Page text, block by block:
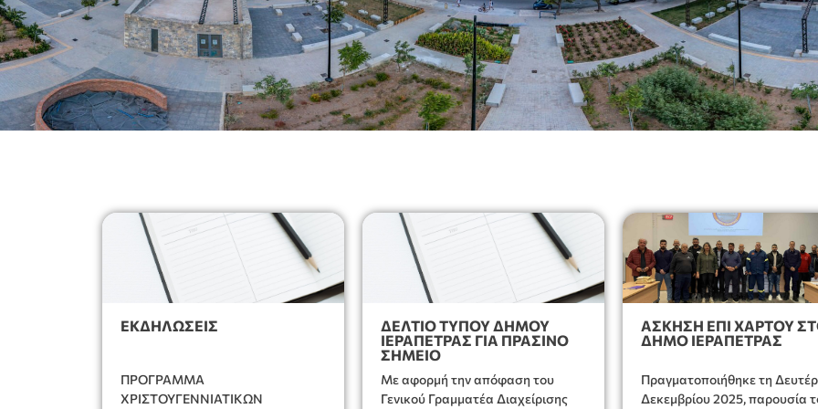
ΕΚΔΗΛΩΣΕΙΣ
ΠΡΟΓΡΑΜΜΑ
ΧΡΙΣΤΟΥΓΕΝΝΙΑΤΙΚΩΝ
ΔΕΛΤΙΟ ΤΥΠΟΥ ΔΗΜΟΥ
ΙΕΡΑΠΕΤΡΑΣ ΓΙΑ ΠΡΑΣΙΝΟ
ΣΗΜΕΙΟ
Με αφορμή την απόφαση του
Γενικού Γραμματέα Διαχείρισης
ΑΣΚΗΣΗ ΕΠΙ ΧΑΡΤΟΥ
ΔΗΜΟ ΙΕΡΑΠΕΤΡΑΣ
Πραγματοποιήθηκε τη
Δεκεμβρίου 2025, παρουσία